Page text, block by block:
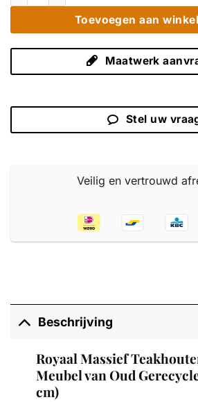
Toevoegen aan
Maatwerk
Stel uw
Veilig en vertrouwd
Beschrijving
Royaal Massief
Meubel van Oud
cm)